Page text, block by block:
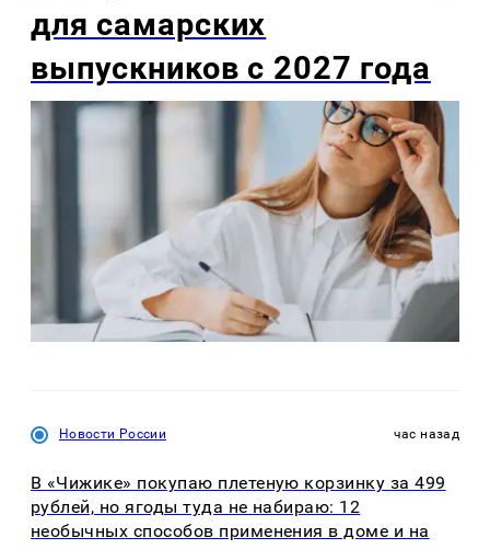
для самарских
выпускников с 2027 года
Новости России час назад
В «Чижике» покупаю плетеную корзинку за 499
рублей, но ягоды туда не набираю: 12
необычных способов применения в доме и на